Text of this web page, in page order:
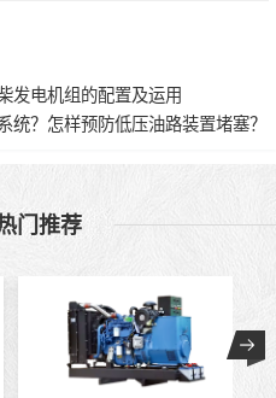
发电机组的配置及运用
统？怎样预防低压油路装置堵塞？
门推荐